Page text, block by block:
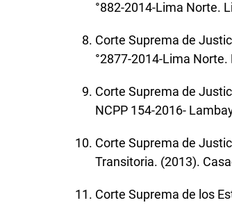
°882-2014-Lima Norte.
Corte Suprema de
°2877-2014-Lima
Corte Suprema de
NCPP 154-2016-
Corte Suprema de
Transitoria. (2013).
Corte Suprema de los